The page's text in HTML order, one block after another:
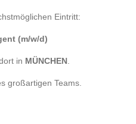
Eintritt:
(m/w/d)
in MÜNCHEN.
großartigen Teams.